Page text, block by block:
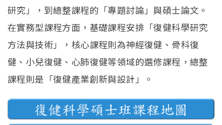
研究」，到總整課程的「專題討論」與碩士論文。
在實務型課程方面，基礎課程安排「復健科學研究
方法與技術」，核心課程則為神經復健、骨科復
健、小兒復健、心肺復健等領域的選修課程，總整
課程則是「復健產業創新與設計」。